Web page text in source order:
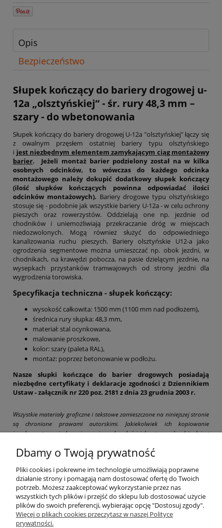
Opis
Bezpieczeństwo
Słupek kończący do bariery drogowej u-
12a „olsztyńskiej“ - śr. rury 48,3 mm –
szary - do wbetonowania
Słupek kończący do bariery drogowej U-12a "olsztyńskiej" łączy się
z owalnym przęsłem ostatniej bariery typu olsztyńskiego
i jest niezbędnym elementem zamykającym ciąg montażowy
barier.
Jeżeli montaż barier podzielony został na w kilka
osobnych odcinków, to wówczas do każdego odcinka
montażowego należy dokupić dodatkowy słupek kończący
(ilość słupków kończących powinna odpowiadać ilości
odcinków montażowych). Bariery drogowe typu olsztyńskiego
stosuje się - podobnie jak wszystkie bariery U-12a - w celu ochrony
pieszych oraz rowerzystów. Oddzielają one np. jezdnie od
chodników i uniemożliwiają przekraczanie dróg w miejscach
niedozwolonych. Mogą również służyć do odpowiedniego
kanalizowania ruchu pieszych. Bariery olsztyńskie U12-a jako
ogrodzenia segmentowe można umieszczać np. obok jezdni, w
chodnikach, na krawędzi pobocza, na pasie dzielącym jezdnie, na
wysepkach przystanków tramwajowych od strony jezdni dla
wygrodzenia torowiska.
Specyfikacja techniczna - słupek kończący:
wysokość całkowita: 1500 mm (1100 mm nad podłożem),
średnica rury słupka:48,3 mm,
materiał: stal ocynkowana,
malowanie proszkowe,
kolor: szary (paleta RAL),
montaż: poprzez betonowanie w podłożu.
Nasze słupki kończące do barier drogowych posiadają
niezbędne certyfikaty i deklaracje zgodności z Dziennikiem
Ustaw - załącznik nr 220 poz. 2181 z dnia 23 grudnia 2003 r.
Wszystkie materiały graficzne i tekstowe zamieszczone na niniejszej stronie
są chronione prawami autorskimi. Jakiekolwiek ich kopiowanie
i wykorzystywanie bez pisemnej zgody właściciela strony drogbit.pl jest
Pomoc
Dbamy o Twoją prywatność
Pliki cookies i pokrewne im technologie umożliwiają poprawne
działanie strony i pomagają nam dostosować ofertę do Twoich
potrzeb. Możesz zaakceptować wykorzystanie przez nas
wszystkich tych plików i przejść do sklepu lub dostosować użycie
plików do swoich preferencji, wybierając opcję "Dostosuj zgody".
Więcej o plikach cookies przeczytasz w naszej Polityce
prywatności.